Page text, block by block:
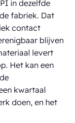
in dezelfde
fabriek. Dat
contact
blijven
levert
Het kan een
kwartaal
doen, en het